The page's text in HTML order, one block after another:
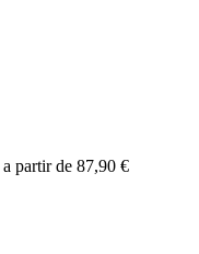
a partir de 87,90 €